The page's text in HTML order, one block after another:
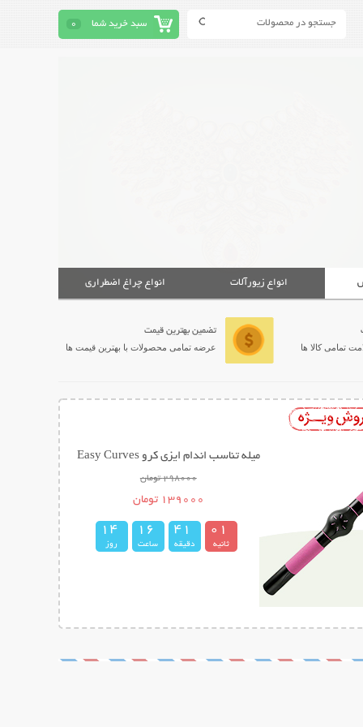
سبد خرید شما 0
انواع زیورآلات انواع چراغ اضطراری
تمامی کالا ها
تضمین بهترین قیمت
عرضه تمامی محصولات با بهترین قیمت ها
میله تناسب اندام ایزی کرو Easy Curves
298000 تومان
139000 تومان
0 0
1
ثانیه
4 1
دقیقه
1 6
ساعت
1 4
روز